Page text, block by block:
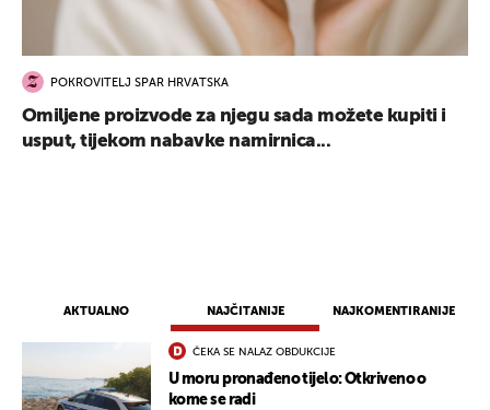
AKTUALNO NAJČITANIJE NAJKOMENTIRANIJE
ČEKA SE NALAZ OBDUKCIJE
U moru pronađeno tijelo: Otkriveno o
kome se radi
POKROVITELJ SPAR HRVATSKA
Omiljene proizvode za njegu sada možete kupiti i
usput, tijekom nabavke namirnica...